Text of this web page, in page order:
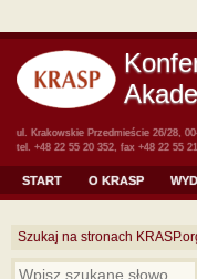
ul. Krakowskie Przedmieście 26/28,
tel. +48 22 55 20 352, fax +48 22 55
START O KRASP
Szukaj na stronach